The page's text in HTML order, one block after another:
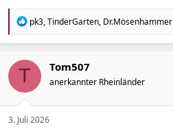
R
a
t
e
n
pk3,TinderGarten, Dr.Mösenhammer
T Tom507
anerkannter Rheinländer
3. Juli 2026